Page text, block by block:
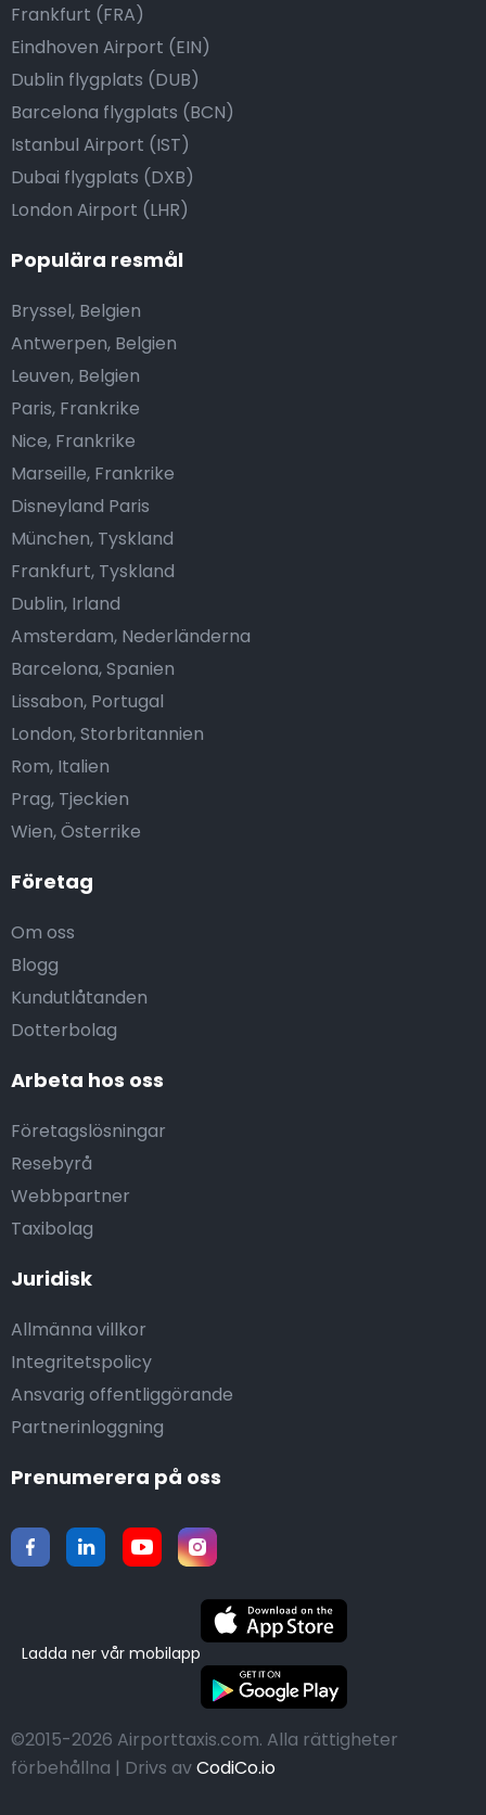
Företag
Om oss
Blogg
Kundutlåtanden
Dotterbolag
Arbeta hos oss
Företagslösningar
Resebyrå
Webbpartner
Taxibolag
Juridisk
Allmänna villkor
Integritetspolicy
Ansvarig offentliggörande
Partnerinloggning
Frankfurt (FRA)
Eindhoven Airport (EIN)
Dublin flygplats (DUB)
Barcelona flygplats (BCN)
Istanbul Airport (IST)
Dubai flygplats (DXB)
London Airport (LHR)
Populära resmål
Bryssel, Belgien
Antwerpen, Belgien
Leuven, Belgien
Paris, Frankrike
Nice, Frankrike
Marseille, Frankrike
Disneyland Paris
München, Tyskland
Frankfurt, Tyskland
Dublin, Irland
Amsterdam, Nederländerna
Barcelona, Spanien
Lissabon, Portugal
London, Storbritannien
Rom, Italien
Prag, Tjeckien
Wien, Österrike
Prenumerera på oss
Ladda ner vår mobilapp
©2015-2026 Airporttaxis.com. Alla rättigheter
förbehållna | Drivs avCodiCo.io